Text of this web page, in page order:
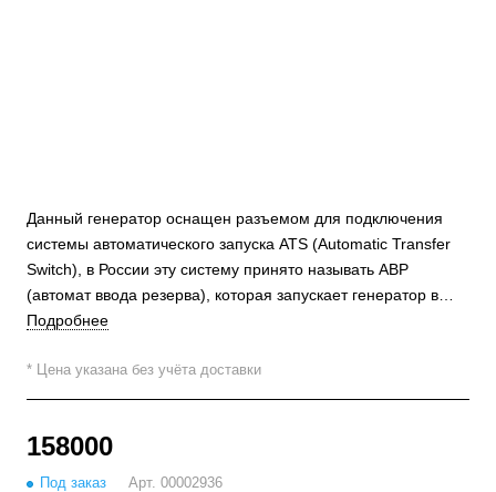
Данный генератор оснащен разъемом для подключения
системы автоматического запуска ATS (Automatic Transfer
Switch), в России эту систему принято называть АВР
(автомат ввода резерва), которая запускает генератор в
случае отключения входного напряжения сети.
Подробнее
* Цена указана без учёта доставки
158000
Под заказ Арт. 00002936